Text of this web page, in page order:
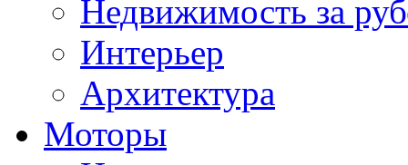
Недвижимость за
Интерьер
Архитектура
Моторы